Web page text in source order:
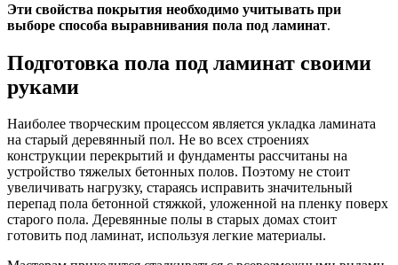
Эти свойства покрытия необходимо учитывать при
выборе способа выравнивания пола под ламинат.
Подготовка пола под ламинат своими
руками
Наиболее творческим процессом является укладка ламината
на старый деревянный пол. Не во всех строениях
конструкции перекрытий и фундаменты рассчитаны на
устройство тяжелых бетонных полов. Поэтому не стоит
увеличивать нагрузку, стараясь исправить значительный
перепад пола бетонной стяжкой, уложенной на пленку поверх
старого пола. Деревянные полы в старых домах стоит
готовить под ламинат, используя легкие материалы.